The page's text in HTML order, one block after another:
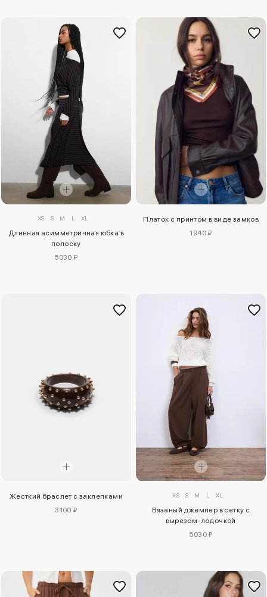
XS S M L XL
Длинная асимметричная юбка в
полоску
5030 ₽
Платок с принтом в виде замков
1940 ₽
Жесткий браслет с заклепками
3100 ₽
XS S M L XL
Вязаный джемпер в сетку с
вырезом-лодочкой
5030 ₽